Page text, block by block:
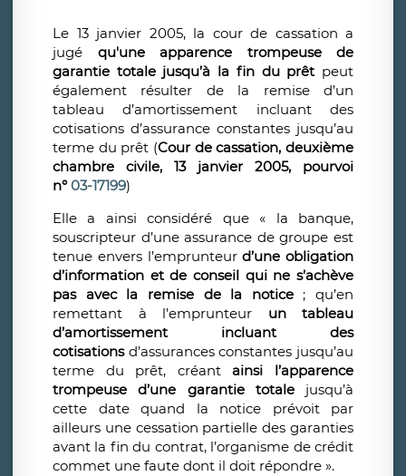
Le 13 janvier 2005, la cour de cassation a
jugé qu'une apparence trompeuse de
garantie totale jusqu’à la fin du prêtpeut
également résulter de la remise d’un
tableau d’amortissement incluant des
cotisations d’assurance constantes jusqu’au
terme du prêt (Cour de cassation, deuxième
chambre civile, 13 janvier 2005, pourvoi
n°03-17199)
Elle a ainsi considéré que « la banque,
souscripteur d’une assurance de groupe est
tenue envers l’emprunteurd’une obligation
d’information et de conseil qui ne s’achève
pas avec la remise de la notice ; qu’en
remettant à l’emprunteur un tableau
d’amortissement incluant des
cotisationsd’assurances constantes jusqu’au
terme du prêt, créantainsi l’apparence
trompeuse d’une garantie totalejusqu’à
cette date quand la notice prévoit par
ailleurs une cessation partielle des garanties
avant la fin du contrat, l’organisme de crédit
commet une faute dont il doit répondre ».